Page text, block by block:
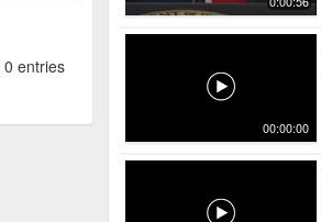
entries
00:00:00